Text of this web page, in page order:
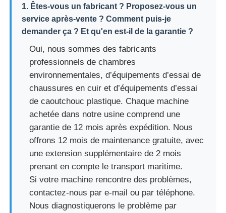
1. Êtes-vous un fabricant ? Proposez-vous un
service après-vente ? Comment puis-je
demander ça ? Et qu'en est-il de la garantie ?
Oui, nous sommes des fabricants
professionnels de chambres
environnementales, d’équipements d’essai de
chaussures en cuir et d’équipements d’essai
de caoutchouc plastique. Chaque machine
achetée dans notre usine comprend une
garantie de 12 mois après expédition. Nous
offrons 12 mois de maintenance gratuite, avec
une extension supplémentaire de 2 mois
prenant en compte le transport maritime.
Si votre machine rencontre des problèmes,
contactez-nous par e-mail ou par téléphone.
Nous diagnostiquerons le problème par